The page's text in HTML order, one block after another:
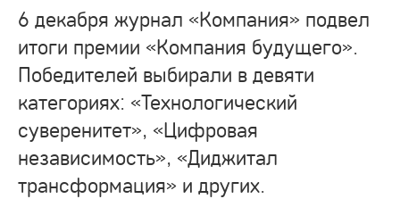
6 декабря журнал «Компания» подвел
итоги премии «Компания будущего».
Победителей выбирали в девяти
категориях: «Технологический
суверенитет», «Цифровая
независимость», «Диджитал
трансформация» и других.